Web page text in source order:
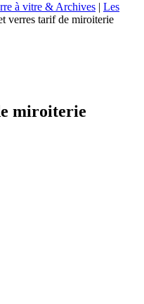
à vitre & Archives | Les
verres tarif de miroiterie
miroiterie